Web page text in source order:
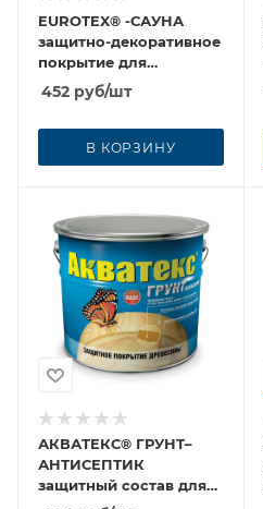
EUROTEX® -САУНА
защитно-декоративное
покрытие для
древесины 0,9 кг
452 руб/шт
В КОРЗИНУ
АКВАТЕКС® ГРУНТ–
АНТИСЕПТИК
защитный состав для